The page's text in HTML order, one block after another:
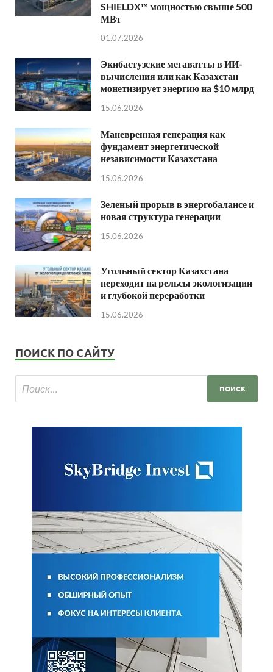
SHIELDX™ мощностью свыше 500
МВт
01.07.2026
Экибастузские мегаватты в ИИ-
вычисления или как Казахстан
монетизирует энергию на $10 млрд
15.06.2026
Маневренная генерация как
фундамент энергетической
независимости Казахстана
15.06.2026
Зеленый прорыв в энергобалансе и
новая структура генерации
15.06.2026
Угольный сектор Казахстана
переходит на рельсы экологизации
и глубокой переработки
15.06.2026
ПОИСК ПО САЙТУ